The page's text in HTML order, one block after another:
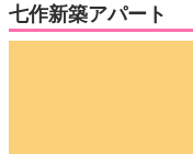
七作新築アパート